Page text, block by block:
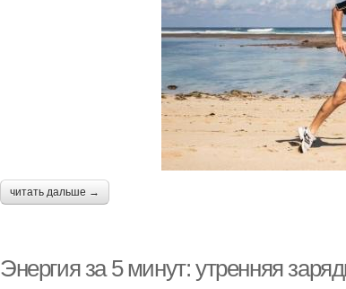
читать дальше →
Энергия за 5 минут: утренняя